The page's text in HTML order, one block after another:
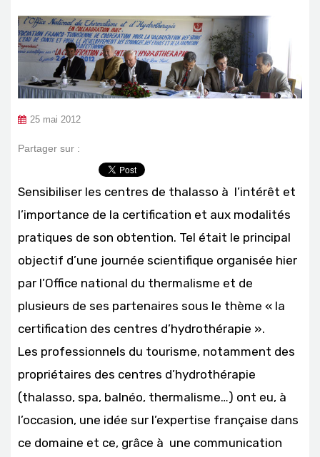
25 mai 2012
Partager sur :
Sensibiliser les centres de thalasso à l’intérêt et
l’importance de la certification et aux modalités
pratiques de son obtention. Tel était le principal
objectif d’une journée scientifique organisée hier
par l’Office national du thermalisme et de
plusieurs de ses partenaires sous le thème « la
certification des centres d’hydrothérapie ».
Les professionnels du tourisme, notamment des
propriétaires des centres d’hydrothérapie
(thalasso, spa, balnéo, thermalisme…) ont eu, à
l’occasion, une idée sur l’expertise française dans
ce domaine et ce, grâce à une communication